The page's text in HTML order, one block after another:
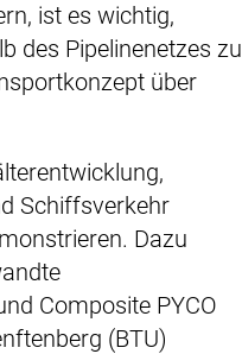
ist es wichtig,
des Pipelinenetzes zu
über
Schiffsverkehr
Dazu
Composite PYCO
(BTU)